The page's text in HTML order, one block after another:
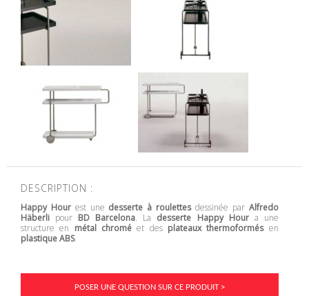
DESCRIPTION :
Happy Hourest une desserte à roulettesdessinée par Alfredo
Häberli pour BD Barcelona. La desserte Happy Houra une
structure en métal chromé et des plateaux thermoformésen
plastique ABS.
POSER UNE QUESTION SUR CE PRODUIT >